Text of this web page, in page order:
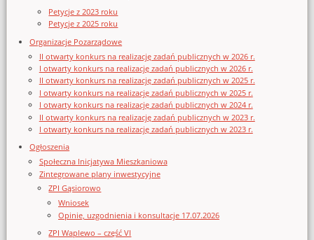
Petycje z 2023 roku
Petycje z 2025 roku
Organizacje Pozarządowe
II otwarty konkurs na realizację zadań publicznych w 2026 r.
I otwarty konkurs na realizację zadań publicznych w 2026 r.
II otwarty konkurs na realizację zadań publicznych w 2025 r.
I otwarty konkurs na realizację zadań publicznych w 2025 r.
I otwarty konkurs na realizację zadań publicznych w 2024 r.
II otwarty konkurs na realizację zadań publicznych w 2023 r.
I otwarty konkurs na realizację zadań publicznych w 2023 r.
Ogłoszenia
Społeczna Inicjatywa Mieszkaniowa
Zintegrowane plany inwestycyjne
ZPI Gąsiorowo
Wniosek
Opinie, uzgodnienia i konsultacje 17.07.2026
ZPI Waplewo – część VI